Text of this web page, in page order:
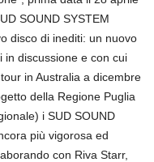
SOUND SYSTEM
disco di inediti: un nuovo
in discussione e con cui
in Australia a dicembre
della Regione Puglia
i SUD SOUND
più vigorosa ed
con Riva Starr,